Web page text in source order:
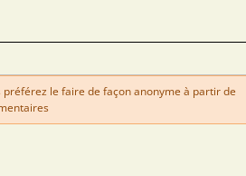
le faire de façon anonyme à partir de